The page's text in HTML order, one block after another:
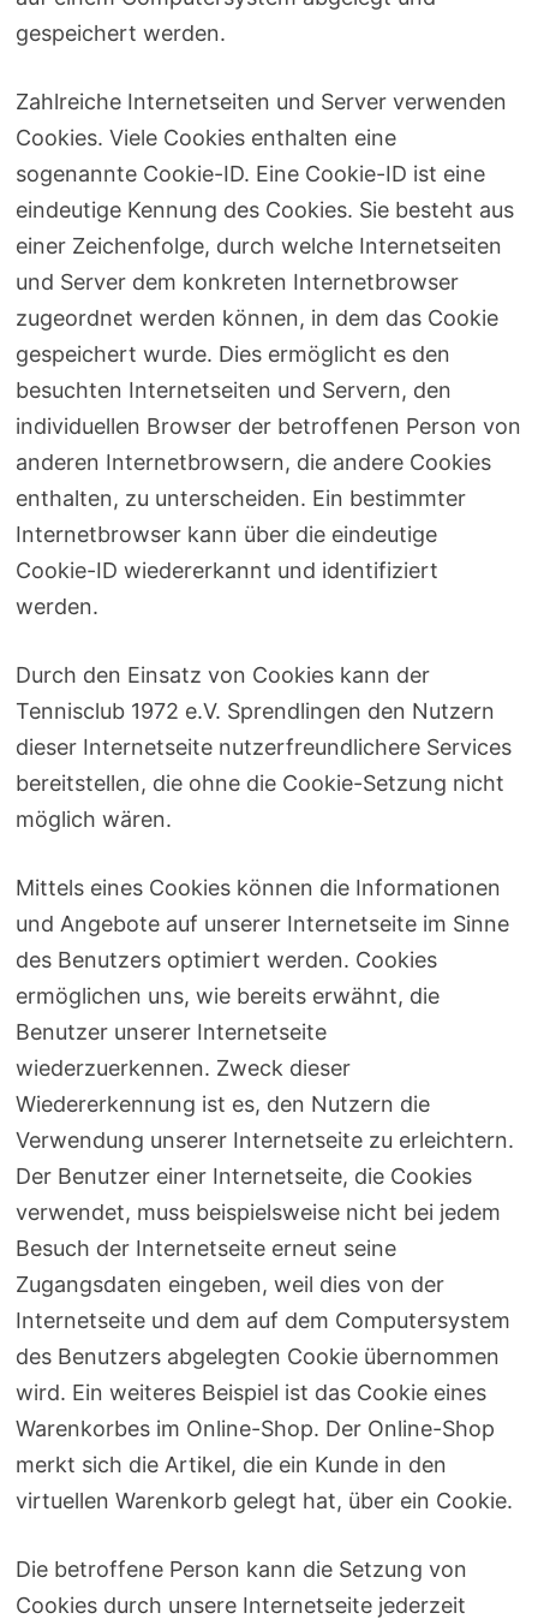
gespeichert werden.
Zahlreiche Internetseiten und Server verwenden
Cookies. Viele Cookies enthalten eine
sogenannte Cookie-ID. Eine Cookie-ID ist eine
eindeutige Kennung des Cookies. Sie besteht aus
einer Zeichenfolge, durch welche Internetseiten
und Server dem konkreten Internetbrowser
zugeordnet werden können, in dem das Cookie
gespeichert wurde. Dies ermöglicht es den
besuchten Internetseiten und Servern, den
individuellen Browser der betroffenen Person von
anderen Internetbrowsern, die andere Cookies
enthalten, zu unterscheiden. Ein bestimmter
Internetbrowser kann über die eindeutige
Cookie-ID wiedererkannt und identifiziert
werden.
Durch den Einsatz von Cookies kann der
Tennisclub 1972 e.V. Sprendlingen den Nutzern
dieser Internetseite nutzerfreundlichere Services
bereitstellen, die ohne die Cookie-Setzung nicht
möglich wären.
Mittels eines Cookies können die Informationen
und Angebote auf unserer Internetseite im Sinne
des Benutzers optimiert werden. Cookies
ermöglichen uns, wie bereits erwähnt, die
Benutzer unserer Internetseite
wiederzuerkennen. Zweck dieser
Wiedererkennung ist es, den Nutzern die
Verwendung unserer Internetseite zu erleichtern.
Der Benutzer einer Internetseite, die Cookies
verwendet, muss beispielsweise nicht bei jedem
Besuch der Internetseite erneut seine
Zugangsdaten eingeben, weil dies von der
Internetseite und dem auf dem Computersystem
des Benutzers abgelegten Cookie übernommen
wird. Ein weiteres Beispiel ist das Cookie eines
Warenkorbes im Online-Shop. Der Online-Shop
merkt sich die Artikel, die ein Kunde in den
virtuellen Warenkorb gelegt hat, über ein Cookie.
Die betroffene Person kann die Setzung von
Cookies durch unsere Internetseite jederzeit